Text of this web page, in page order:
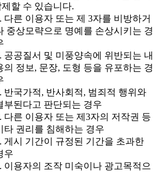
할 수 있습니다.
다른 이용자 또는 제 3자를 비방하거
중상모략으로 명예를 손상시키는 경
공공질서 및 미풍양속에 위반되는 내
의 정보, 문장, 도형 등을 유포하는 경
반국가적, 반사회적, 범죄적 행위와
부된다고 판단되는 경우
다른 이용자 또는 제3자의 저작권 등
타 권리를 침해하는 경우
게시 기간이 규정된 기간을 초과한
우
이용자의 조작 미숙이나 광고목적으